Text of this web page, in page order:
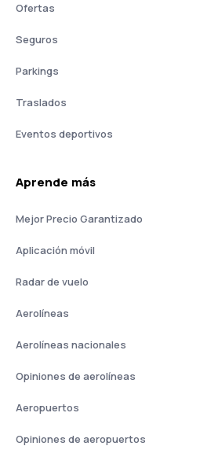
Ofertas
Seguros
Parkings
Traslados
Eventos deportivos
Aprende más
Mejor Precio Garantizado
Aplicación móvil
Radar de vuelo
Aerolíneas
Aerolíneas nacionales
Opiniones de aerolíneas
Aeropuertos
Opiniones de aeropuertos